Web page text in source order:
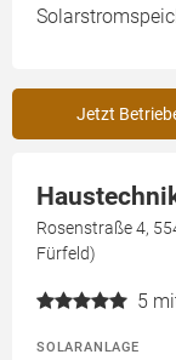
Jetzt
Rosenstraße 4,
Fürfeld)
5
SOLARANLAGE